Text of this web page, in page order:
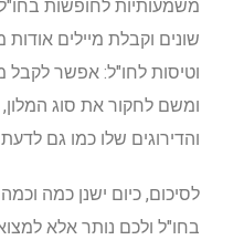
משמעותיות לחופשות
שונים וקבלת מיילים אודות
וטיסות לחו"ל: אפשר לקבל
ומשם לחקור את סוג המלון,
והדירוגים שלו כמו גם לדעת
לסיכום, כיום ישנן כמה וכמה
בחו"ל ולכם נותר אלא